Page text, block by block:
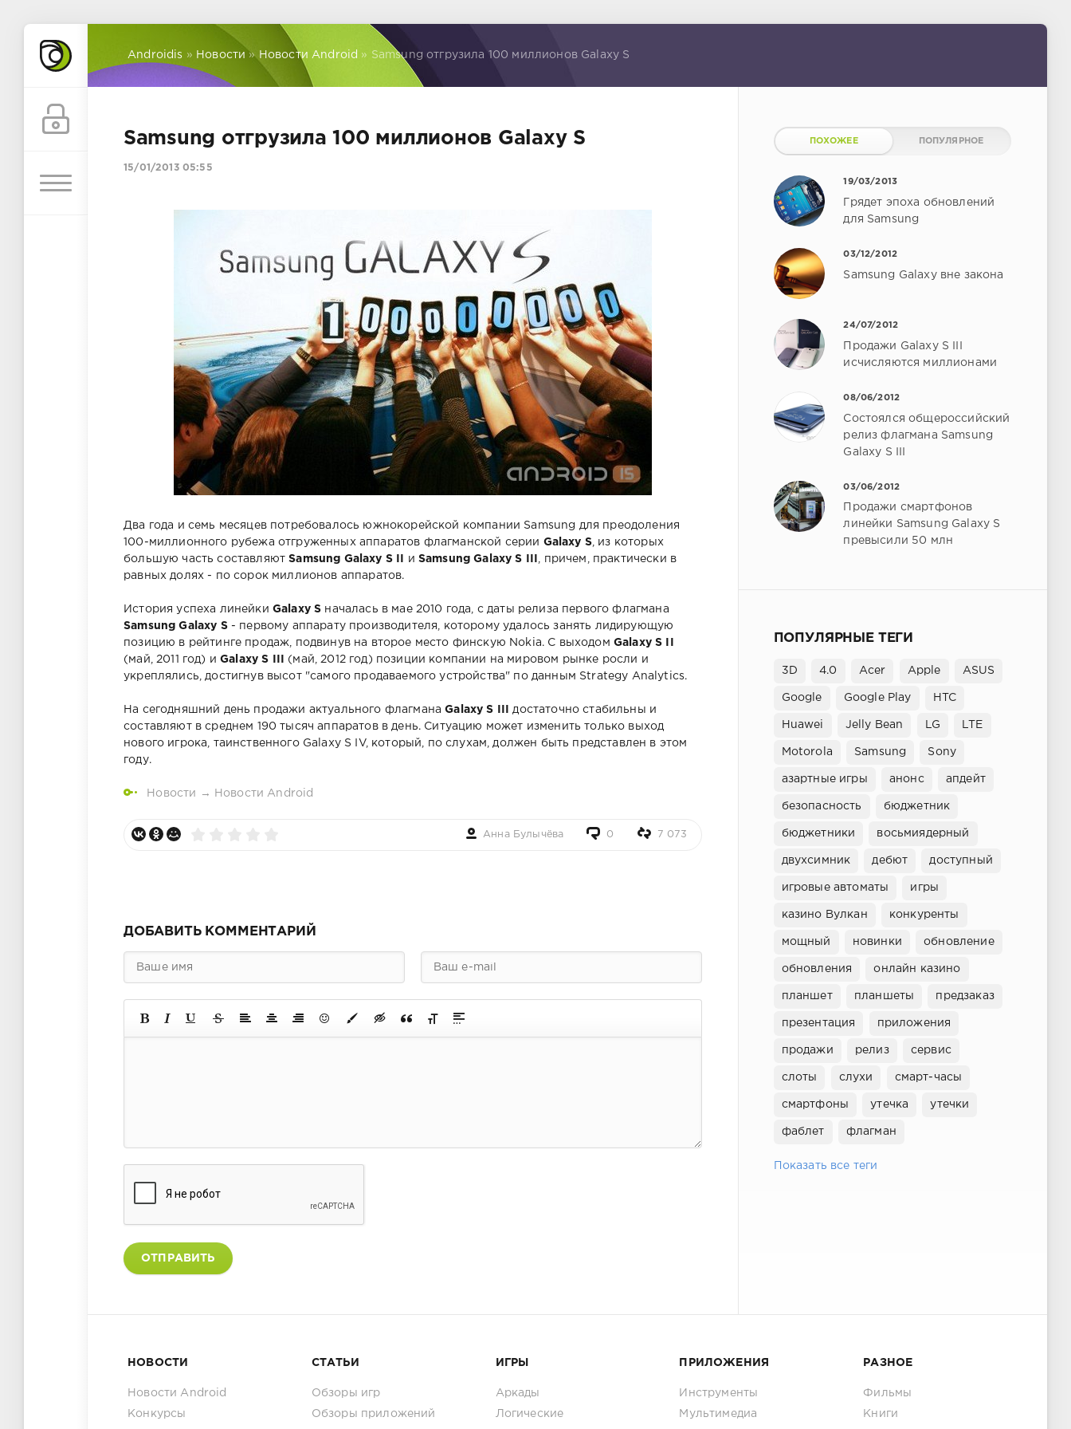
Androidis » Новости » Новости Android » Samsung отгрузила 100 миллионов Galaxy S
Samsung отгрузила 100 миллионов Galaxy S
15/01/2013 05:55
Два года и семь месяцев потребовалось южнокорейской компании Samsung для преодоления
100-миллионного рубежа отгруженных аппаратов флагманской серии Galaxy S, из которых
большую часть составляютSamsung Galaxy S II и Samsung Galaxy S III
, причем, практически в
равных долях - по сорок миллионов аппаратов.
История успеха линейки Galaxy S началась в мае 2010 года, с даты релиза первого флагмана
Samsung Galaxy S- первому аппарату производителя, которому удалось занять лидирующую
позицию в рейтинге продаж, подвинув на второе место финскую Nokia. С выходом Galaxy S II
(май, 2011 год) иGalaxy S III
(май, 2012 год) позиции компании на мировом рынке росли и
укреплялись, достигнув высот "самого продаваемого устройства" по данным Strategy Analytics.
На сегодняшний день продажи актуального флагманаGalaxy S III
достаточно стабильны и
составляют в среднем 190 тысяч аппаратов в день. Ситуацию может изменить только выход
нового игрока, таинственного Galaxy S IV, который, по слухам, должен быть представлен в этом
году.
Новости → Новости Android
Анна Булычёва 0 7 073
ДОБАВИТЬ КОММЕНТАРИЙ
ОТПРАВИТЬ
ПОХОЖЕЕ ПОПУЛЯРНОЕ
19/03/2013
Грядет эпоха обновлений
для Samsung
03/12/2012
Samsung Galaxy вне закона
24/07/2012
Продажи Galaxy S III
исчисляются миллионами
08/06/2012
Состоялся общероссийский
релиз флагмана Samsung
Galaxy S III
03/06/2012
Продажи смартфонов
линейки Samsung Galaxy S
превысили 50 млн
ПОПУЛЯРНЫЕ ТЕГИ
3D 4.0 Acer Apple ASUS
Google Google Play HTC
Huawei Jelly Bean LG LTE
Motorola Samsung Sony
азартные игры анонс апдейт
безопасность бюджетник
бюджетники восьмиядерный
двухсимник дебют доступный
игровые автоматы игры
казино Вулкан конкуренты
мощный новинки обновление
обновления онлайн казино
планшет планшеты предзаказ
презентация приложения
продажи релиз сервис
слоты слухи смарт-часы
смартфоны утечка утечки
фаблет флагман
Показать все теги
НОВОСТИ
Новости Android
Конкурсы
СТАТЬИ
Обзоры игр
Обзоры приложений
ИГРЫ
Аркады
Логические
ПРИЛОЖЕНИЯ
Инструменты
Мультимедиа
РАЗНОЕ
Фильмы
Книги